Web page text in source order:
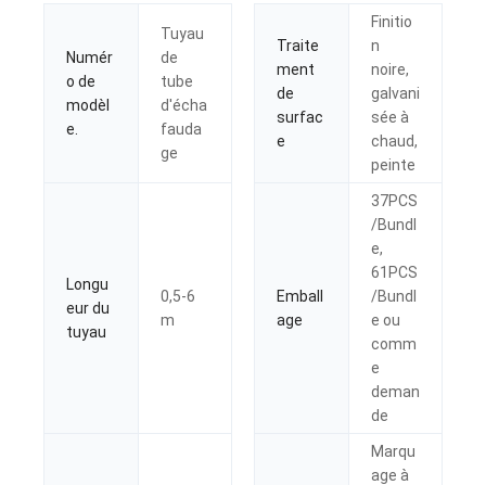
Numér
o de
modèl
e.
Tuyau
de
tube
d'écha
fauda
ge
Traite
ment
de
surfac
e
Finitio
n
noire,
galvani
sée à
chaud,
peinte
Longu
eur du
tuyau
0,5-6
m
Emball
age
37PCS
/Bundl
e,
61PCS
/Bundl
e ou
comm
e
deman
de
Marqu
age à